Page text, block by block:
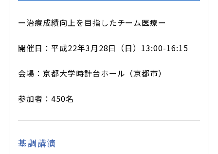
ー治療成績向上を目指したチーム医療ー
開催日：平成22年3月28日（日）13:00-16:15
会場：京都大学時計台ホール（京都市）
参加者：450名
基調講演